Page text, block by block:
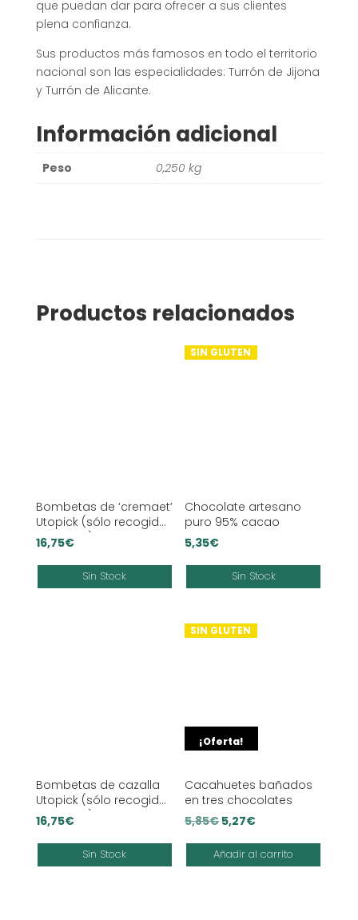
que puedan dar para ofrecer a sus clientes
plena confianza.
Sus productos más famosos en todo el territorio
nacional son las especialidades: Turrón de Jijona
y Turrón de Alicante.
Información adicional
Peso 0,250 kg
Productos relacionados
Bombetas de ‘cremaet’
Utopick (sólo recogida
EN TIENDA)
16,75€
Sin Stock
SIN GLUTEN
Chocolate artesano
puro 95% cacao
5,35€
Sin Stock
Bombetas de cazalla
Utopick (sólo recogida
EN TIENDA)
16,75€
Sin Stock
¡Oferta!
SIN GLUTEN
Cacahuetes bañados
en tres chocolates
5,85€El
precio
original
5,27€El
precio
actual
Añadir al carrito